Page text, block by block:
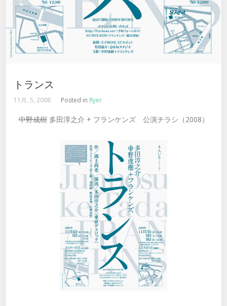
トランス
11月, 5, 2008 Posted inflyer
中野成樹多田淳之介 + フランケンズ 公演チラシ（2008）